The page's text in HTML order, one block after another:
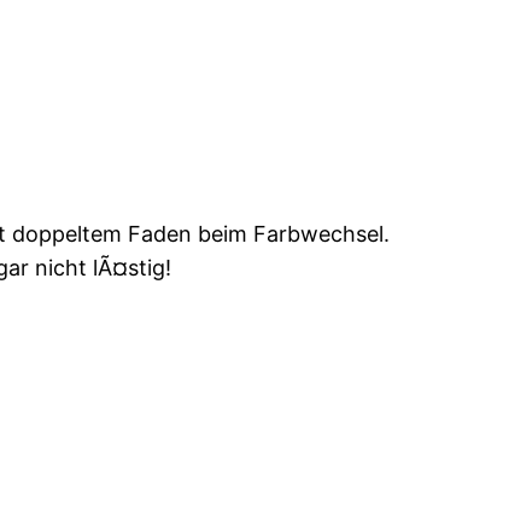
Faden beim Farbwechsel.
nicht lÃ¤stig!